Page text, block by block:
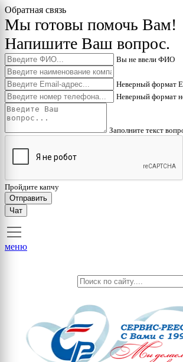
Обратная связь
Мы готовы помочь Вам!
Напишите Ваш вопрос.
Вы не ввели ФИО
Неверный формат
Неверный формат
Заполните текст
Пройдите капчу
Отправить
Чат
меню